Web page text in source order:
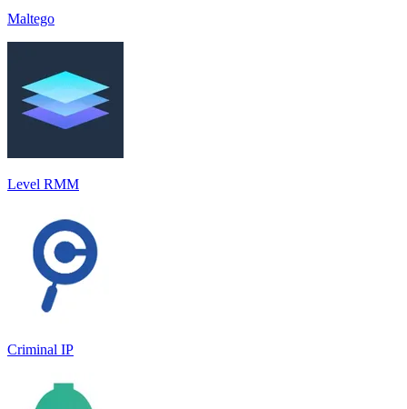
Maltego
Level RMM
Criminal IP